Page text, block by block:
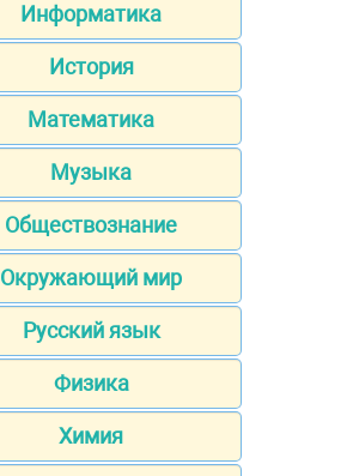
Информатика
История
Математика
Музыка
Обществознание
Окружающий мир
Русский язык
Физика
Химия